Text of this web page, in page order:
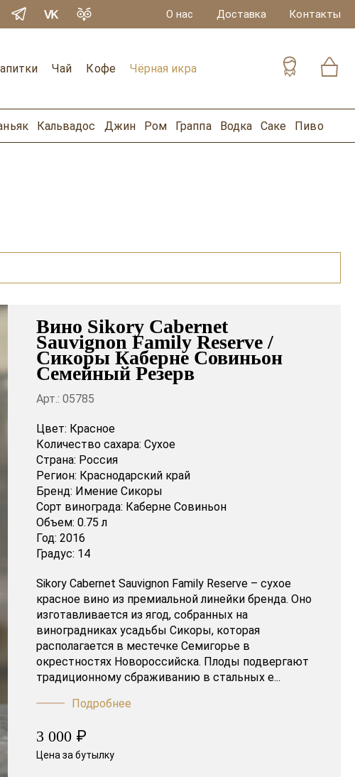
О нас Доставка Контакты
Чай Кофе Чёрная икра
Кальвадос Джин Ром Граппа Водка Саке Пиво
Вино Sikory Cabernet
Sauvignon Family Reserve /
Сикоры Каберне Совиньон
Семейный Резерв
Арт.: 05785
Цвет: Красное
Количество сахара: Сухое
Страна: Россия
Регион: Краснодарский край
Бренд: Имение Сикоры
Сорт винограда: Каберне Совиньон
Объем: 0.75 л
Год: 2016
Градус: 14
Sikory Cabernet Sauvignon Family Reserve – сухое
красное вино из премиальной линейки бренда. Оно
изготавливается из ягод, собранных на
виноградниках усадьбы Сикоры, которая
располагается в местечке Семигорье в
окрестностях Новороссийска. Плоды подвергают
традиционному сбраживанию в стальных е...
Подробнее
3 000 ₽
Цена за бутылку